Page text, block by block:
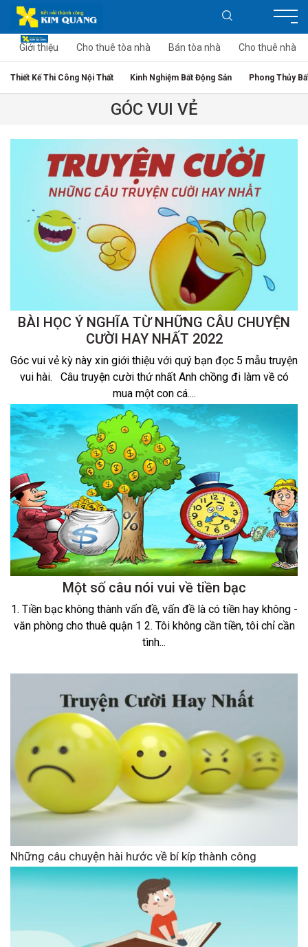
Giới thiệu Cho thuê tòa nhà Bán tòa nhà Cho thuê nhà
Thiết Kế Thi Công Nội Thất Kinh Nghiệm Bất Động Sản Phong Thủy
GÓC VUI VẺ
BÀI HỌC Ý NGHĨA TỪ NHỮNG CÂU CHUYỆN
CƯỜI HAY NHẤT 2022
Góc vui vẻ kỳ này xin giới thiệu với quý bạn đọc 5 mẫu truyện
vui hài. Câu truyện cười thứ nhất Anh chồng đi làm về có
mua một con cá....
Một số câu nói vui về tiền bạc
1. Tiền bạc không thành vấn đề, vấn đề là có tiền hay không -
văn phòng cho thuê quận 1 2. Tôi không cần tiền, tôi chỉ cần
tình...
Những câu chuyện hài hước về bí kíp thành công